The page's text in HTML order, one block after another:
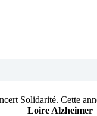
Solidarité. Cette
Loire Alzheimer